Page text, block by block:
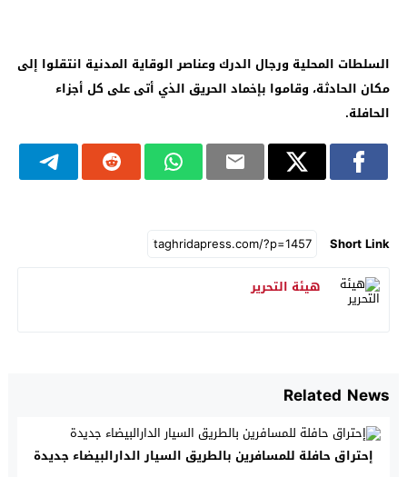
السلطات المحلية ورجال الدرك وعناصر الوقاية المدنية انتقلوا إلى
مكان الحادثة، وقاموا بإخماد الحريق الذي أتى على كل أجزاء
الحافلة.
Short Link
هيئة التحرير
Related News
إحتراق حافلة للمسافرين بالطريق السيار الدارالبيضاء جديدة